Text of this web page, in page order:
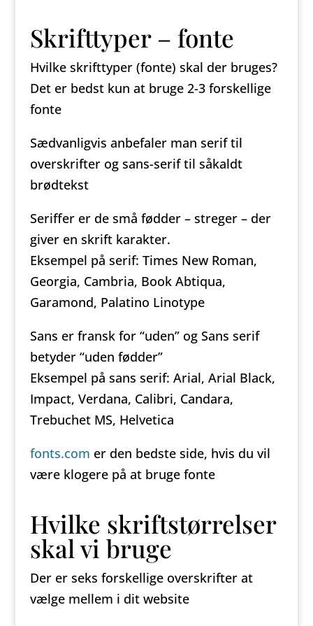
Skrifttyper – fonte
Hvilke skrifttyper (fonte) skal der bruges?
Det er bedst kun at bruge 2-3 forskellige
fonte
Sædvanligvis anbefaler man serif til
overskrifter og sans-serif til såkaldt
brødtekst
Seriffer er de små fødder – streger – der
giver en skrift karakter.
Eksempel på serif: Times New Roman,
Georgia, Cambria, Book Abtiqua,
Garamond, Palatino Linotype
Sans er fransk for “uden” og Sans serif
betyder “uden fødder”
Eksempel på sans serif: Arial, Arial Black,
Impact, Verdana, Calibri, Candara,
Trebuchet MS, Helvetica
fonts.com er den bedste side, hvis du vil
være klogere på at bruge fonte
Hvilke skriftstørrelser
skal vi bruge
Der er seks forskellige overskrifter at
vælge mellem i dit website